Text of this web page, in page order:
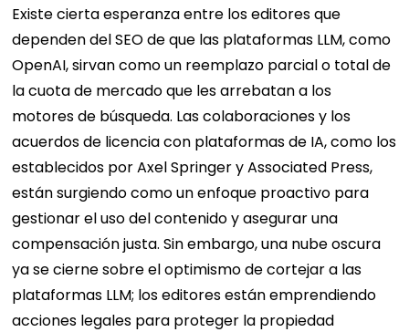
Existe cierta esperanza entre los editores que
dependen del SEO de que las plataformas LLM, como
OpenAI, sirvan como un reemplazo parcial o total de
la cuota de mercado que les arrebatan a los
motores de búsqueda. Las colaboraciones y los
acuerdos de licencia con plataformas de IA, como los
establecidos por Axel Springer y Associated Press,
están surgiendo como un enfoque proactivo para
gestionar el uso del contenido y asegurar una
compensación justa. Sin embargo, una nube oscura
ya se cierne sobre el optimismo de cortejar a las
plataformas LLM; los editores están emprendiendo
acciones legales para proteger la propiedad